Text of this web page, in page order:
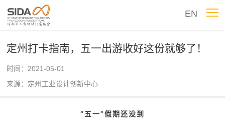
EN
定州打卡指南，五一出游收好这份就够了！
时间：2021-05-01
来源：定州工业设计创新中心
“五一”假期还没到